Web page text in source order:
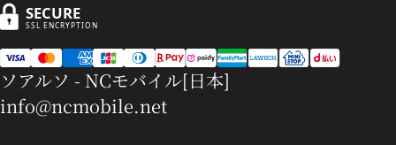
SECURE
SSL ENCRYPTION
ソアルソ - NCモバイル[日本]
info@ncmobile.net